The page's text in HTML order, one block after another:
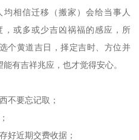
相信迁移（搬家）会给当事人
，或多或少吉凶祸福的感应，所
个黄道吉日，择定吉时、方位并
有吉祥兆应，也才觉得安心。
不要忘记取；
好近期交费收据；